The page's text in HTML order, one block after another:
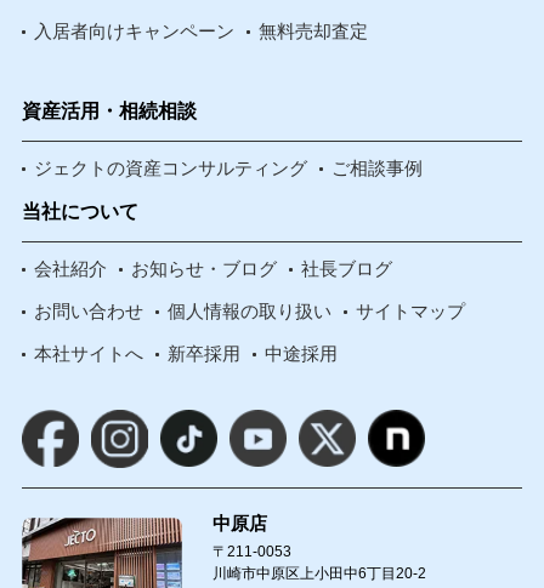
入居者向けキャンペーン 無料売却査定
資産活用・相続相談
ジェクトの資産コンサルティング ご相談事例
当社について
会社紹介 お知らせ・ブログ 社長ブログ
お問い合わせ 個人情報の取り扱い サイトマップ
本社サイトへ 新卒採用 中途採用
中原店
〒211-0053
川崎市中原区上小田中6丁目20-2